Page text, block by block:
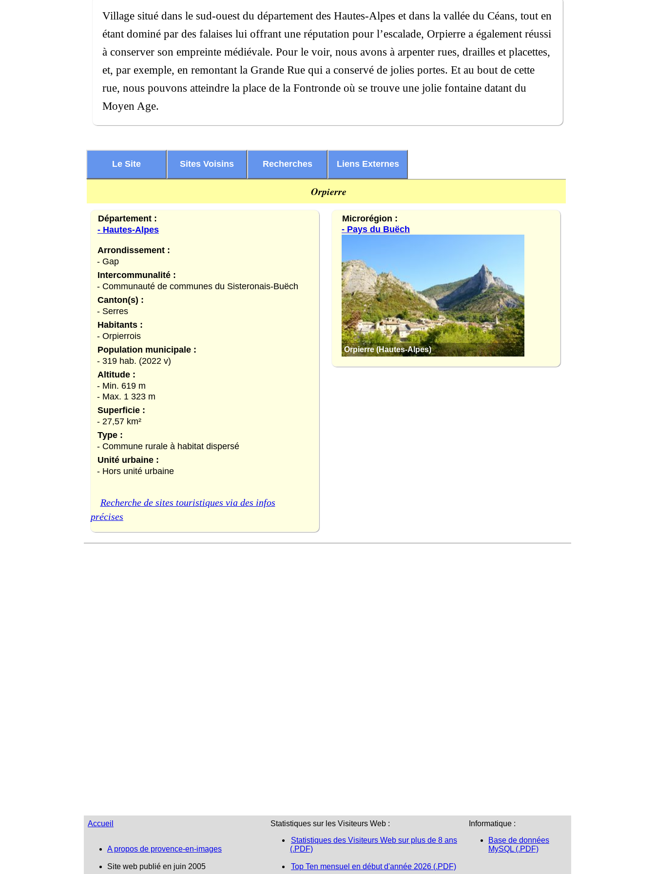
Village situé dans le sud-ouest du département des Hautes-Alpes et dans la vallée du Céans, tout en
étant dominé par des falaises lui offrant une réputation pour l’escalade, Orpierre a également réussi
à conserver son empreinte médiévale. Pour le voir, nous avons à arpenter rues, drailles et placettes,
et, par exemple, en remontant la Grande Rue qui a conservé de jolies portes. Et au bout de cette
rue, nous pouvons atteindre la place de la Fontronde où se trouve une jolie fontaine datant du
Moyen Age.
Le Site Sites Voisins Recherches Liens Externes
Orpierre
Département :
- Hautes-Alpes
Arrondissement :
- Gap
Intercommunalité :
- Communauté de communes du Sisteronais-Buëch
Canton(s) :
- Serres
Habitants :
- Orpierrois
Population municipale :
- 319 hab. (2022 v)
Altitude :
- Min. 619 m
- Max. 1 323 m
Superficie :
- 27,57 km²
Type :
- Commune rurale à habitat dispersé
Unité urbaine :
- Hors unité urbaine
Recherche de sites touristiques via des infos
précises
Microrégion :
- Pays du Buëch
Orpierre (Hautes-Alpes)
Accueil
A propos de provence-en-images
Site web publié en juin 2005
Statistiques sur les Visiteurs Web :
Statistiques des Visiteurs Web sur plus de 8 ans
(.PDF)
Top Ten mensuel en début d'année 2026 (.PDF)
Informatique :
Base de données
MySQL (.PDF)